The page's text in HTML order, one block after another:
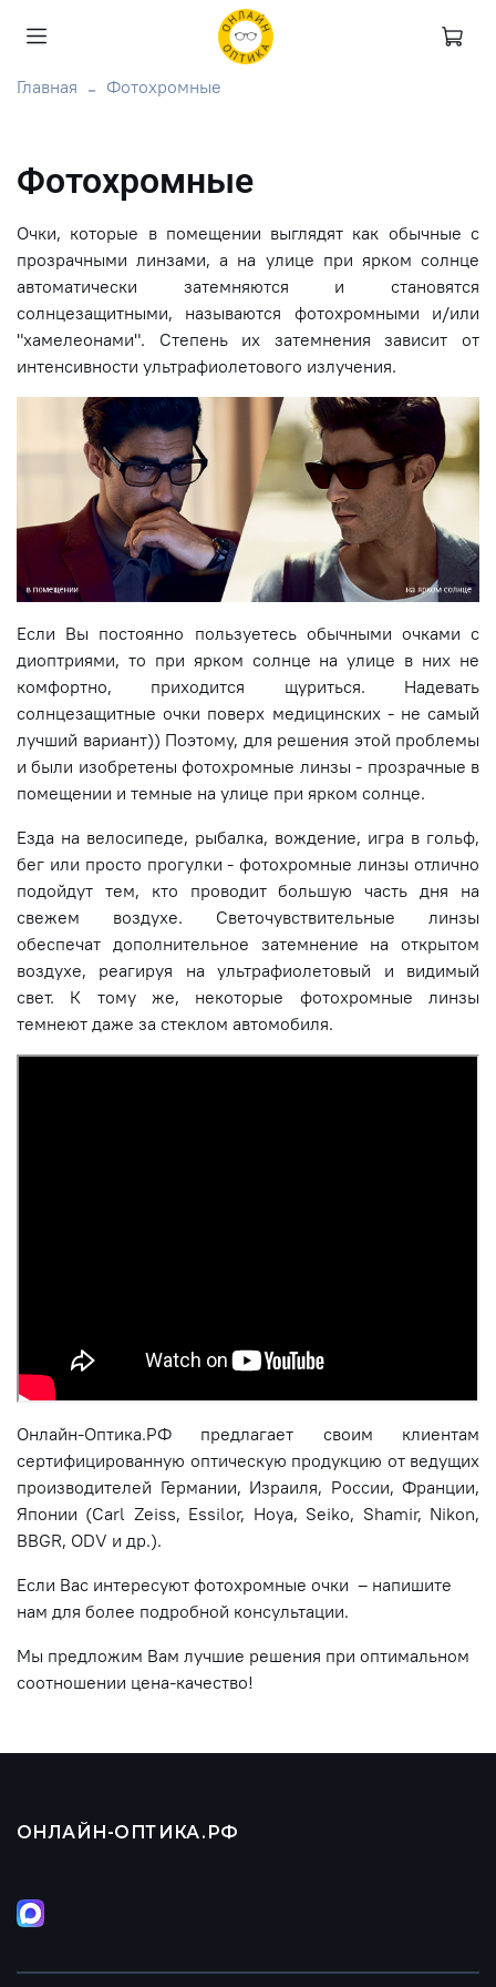
Главная Фотохромные
Фотохромные
Очки, которые в помещении выглядят как обычные с
прозрачными линзами, а на улице при ярком солнце
автоматически затемняются и становятся
солнцезащитными, называются фотохромными и/или
"хамелеонами". Степень их затемнения зависит от
интенсивности ультрафиолетового излучения.
Если Вы постоянно пользуетесь обычными очками с
диоптриями, то при ярком солнце на улице в них не
комфортно, приходится щуриться. Надевать
солнцезащитные очки поверх медицинских - не самый
лучший вариант)) Поэтому, для решения этой проблемы
и были изобретены фотохромные линзы - прозрачные в
помещении и темные на улице при ярком солнце.
Езда на велосипеде, рыбалка, вождение, игра в гольф,
бег или просто прогулки - фотохромные линзы отлично
подойдут тем, кто проводит большую часть дня на
свежем воздухе. Светочувствительные линзы
обеспечат дополнительное затемнение на открытом
воздухе, реагируя на ультрафиолетовый и видимый
свет. К тому же, некоторые фотохромные линзы
темнеют даже за стеклом автомобиля.
Онлайн-Оптика.РФ предлагает своим клиентам
сертифицированную оптическую продукцию от ведущих
производителей Германии, Израиля, России, Франции,
Японии (Carl Zeiss, Essilor, Hoya, Seiko, Shamir, Nikon,
BBGR, ODV и др.).
Если Вас интересуют фотохромные очки – напишите
нам для более подробной консультации.
Мы предложим Вам лучшие решения при оптимальном
соотношении цена-качество!
ОНЛАЙН-ОПТИКА.РФ